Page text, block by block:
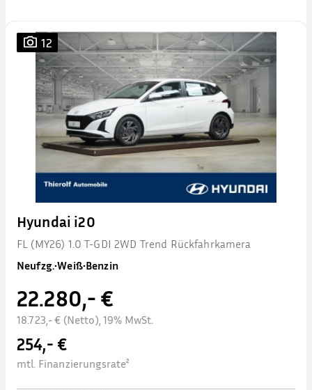
12
Hyundai i20
FL (MY26) 1.0 T-GDI 2WD Trend Rückfahrkamera
Neufzg.•Weiß•Benzin
22.280,- €
18.723,- € (Netto), 19% MwSt.
254,- €
mtl. Finanzierungsrate²